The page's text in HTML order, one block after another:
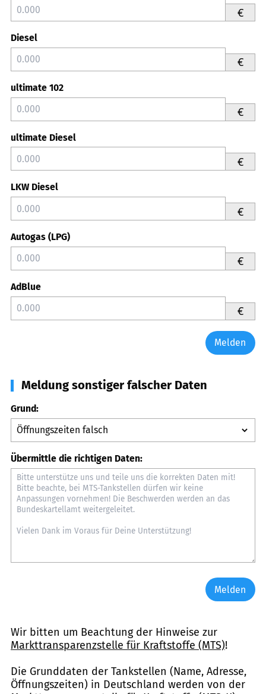
€
Diesel
€
ultimate 102
€
ultimate Diesel
€
LKW Diesel
€
Autogas (LPG)
€
AdBlue
€
Melden
Meldung sonstiger falscher Daten
Grund:
Übermittle die richtigen Daten:
Melden
Wir bitten um Beachtung der Hinweise zur
Markttransparenzstelle für Kraftstoffe (MTS)!
Die Grunddaten der Tankstellen (Name, Adresse,
Öffnungszeiten) in Deutschland werden von der